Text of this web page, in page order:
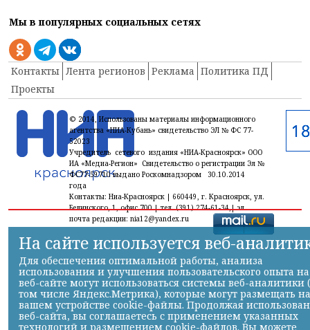
Мы в популярных социальных сетях
Контакты Лента регионов Реклама Политика ПД
Проекты
© 2014, Использованы материалы информационного
агентства «НИА-Кубань» свидетельство ЭЛ № ФС 77-
52023
Учредитель сетевого издания «НИА-Красноярск» ООО
ИА «Медиа-Регион» Свидетельство о регистрации Эл №
ФС77-59710 выдано Роскомнадзором 30.10.2014
года
Контакты: Ниа-Красноярск | 660449, г. Красноярск, ул.
Белинского, 1, офис 700 | тел. (391) 274-61-34,| эл.
почта редакции: nia12@yandex.ru
На сайте используется веб-
Для обеспечения оптимальной работы, анализа
использования и улучшения пользовательского опыта на
веб-сайте могут использоваться системы веб-аналитики
том числе Яндекс.Метрика), которые могут размещать на
вашем устройстве cookie-файлы. Продолжая
веб-сайта, вы соглашаетесь с применением указанных
технологий и размещением cookie-файлов. Вы можете